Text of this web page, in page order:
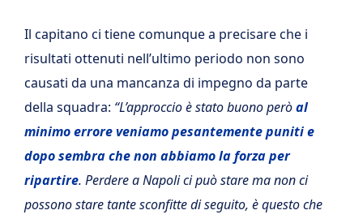
Il capitano ci tiene comunque a precisare che i
risultati ottenuti nell’ultimo periodo non sono
causati da una mancanza di impegno da parte
della squadra: “L’approccio è stato buono peròal
minimo errore veniamo pesantemente puniti e
dopo sembra che non abbiamo la forza per
ripartire. Perdere a Napoli ci può stare ma non ci
possono stare tante sconfitte di seguito, è questo che